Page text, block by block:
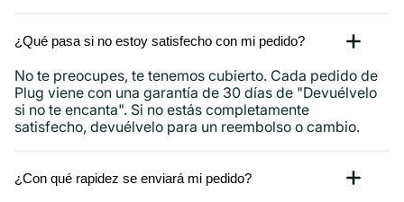
¿Qué pasa si no estoy satisfecho con mi pedido?
No te preocupes, te tenemos cubierto. Cada pedido de
Plug viene con una garantía de 30 días de "Devuélvelo
si no te encanta". Si no estás completamente
satisfecho, devuélvelo para un reembolso o cambio.
¿Con qué rapidez se enviará mi pedido?